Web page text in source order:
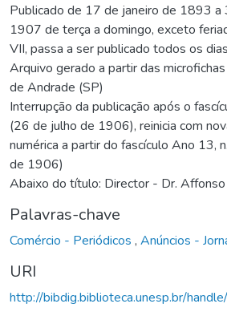
Publicado de 17 de janeiro de 1893 a
1907 de terça a domingo, exceto
VII, passa a ser publicado todos os dias
Arquivo gerado a partir das
de Andrade (SP)
Interrupção da publicação após o
(26 de julho de 1906), reinicia com
numérica a partir do fascículo Ano 13,
de 1906)
Abaixo do título: Director - Dr.
Palavras-chave
Comércio - Periódicos , Anúncios -
URI
http://bibdig.biblioteca.unesp.br/